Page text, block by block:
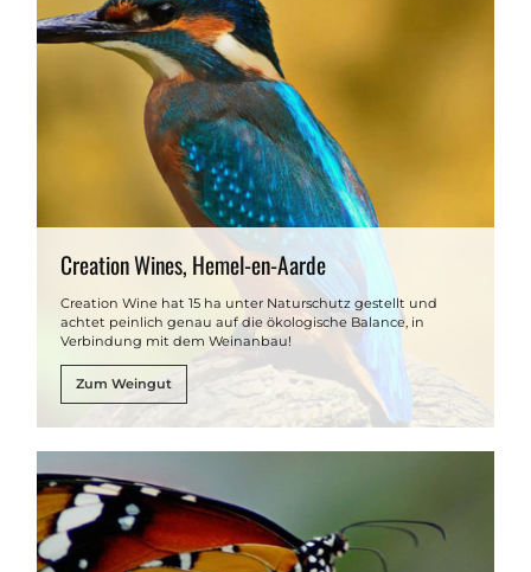
Creation Wines, Hemel-en-Aarde
Creation Wine hat 15 ha unter Naturschutz gestellt und
achtet peinlich genau auf die ökologische Balance, in
Verbindung mit dem Weinanbau!
Zum Weingut